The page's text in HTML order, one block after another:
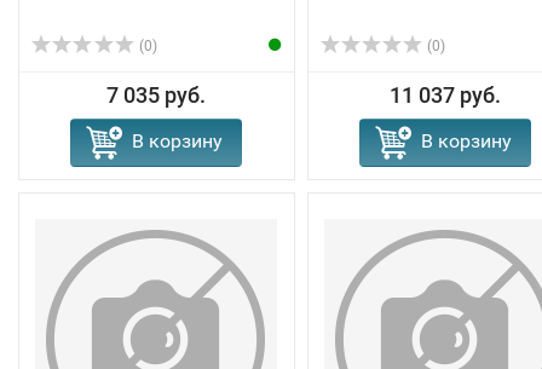
(0)
7 035 руб.
В корзину
(0)
11 037 руб.
В корзину